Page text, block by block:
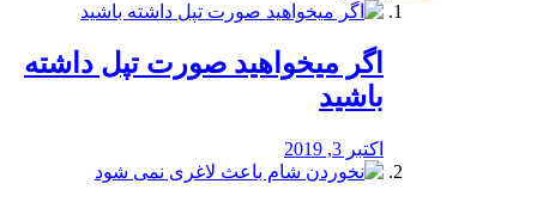
اگر میخواهید صورت تپل داشته
باشید
اکتبر 3, 2019